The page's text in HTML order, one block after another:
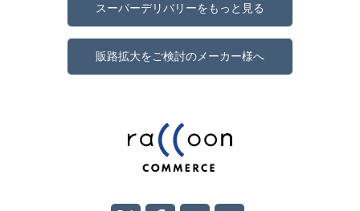
スーパーデリバリーをもっと見る
販路拡大をご検討のメーカー様へ